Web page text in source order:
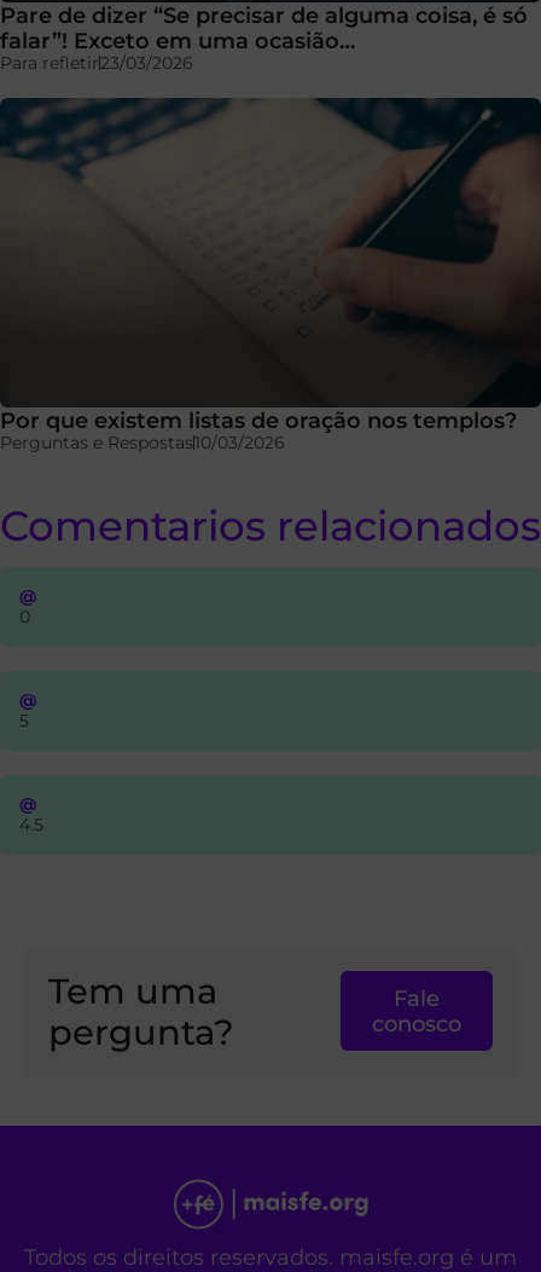
Pare de dizer “Se precisar de alguma coisa, é só
falar”! Exceto em uma ocasião…
Para refletir23/03/2026
Por que existem listas de oração nos templos?
Perguntas e Respostas10/03/2026
Comentarios relacionados
@
0
@
5
@
4.5
Tem uma
pergunta?
Fale
conosco
Todos os direitos reservados. maisfe.org é um